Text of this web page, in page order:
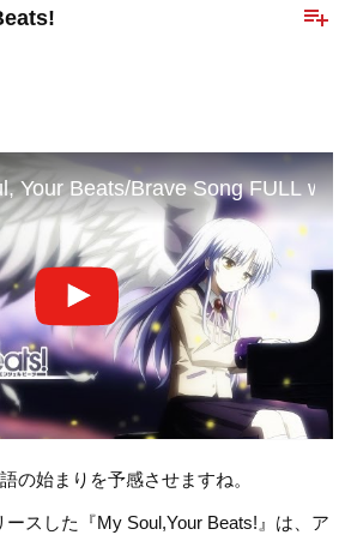
playlist_add
Your Beats/Brave Song FULL
の始まりを予感させますね。
スした『My Soul,Your Beats!』は、ア